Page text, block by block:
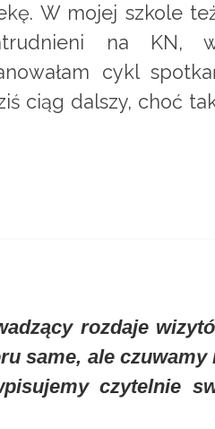
W mojej szkole
na KN,
cykl
ciąg dalszy, choć
rozdaje
same, ale czuwamy
czytelnie